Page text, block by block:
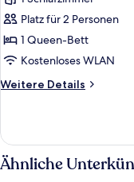
Doppelzimmer
anzeigen
Platz für 2 Personen
1 Queen-Bett
Kostenloses WLAN
Weitere Details
Weitere
Doppelzimmer
Ähnliche